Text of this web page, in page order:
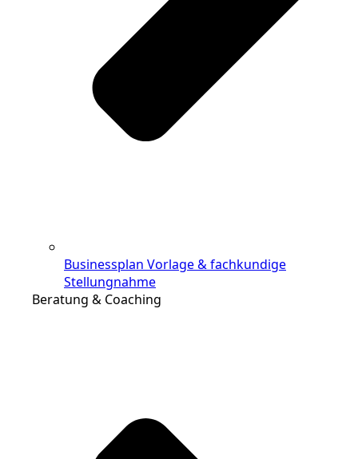
Businessplan Vorlage & fachkundige
Stellungnahme
Beratung & Coaching